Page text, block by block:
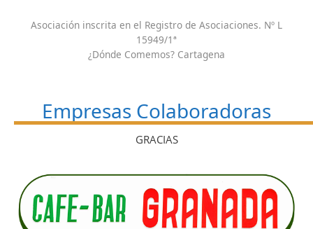
Asociación inscrita en el Registro de Asociaciones. Nº L
15949/1ª
¿Dónde Comemos? Cartagena
Empresas Colaboradoras
GRACIAS